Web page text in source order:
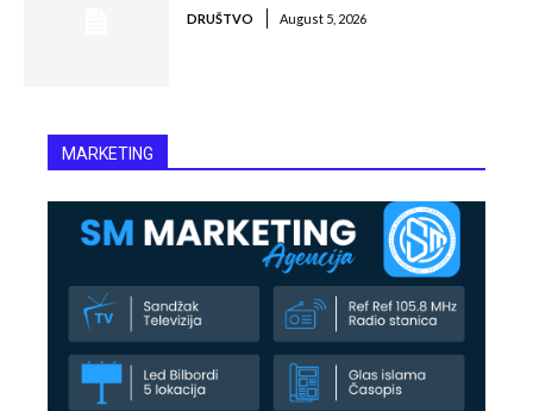
DRUŠTVO August 5, 2026
MARKETING